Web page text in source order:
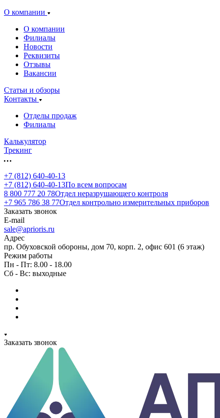
О компании
О компании
Филиалы
Новости
Реквизиты
Отзывы
Вакансии
Статьи и обзоры
Контакты
Отделы продаж
Филиалы
Калькулятор
Трекинг
+7 (812) 640-40-13
+7 (812) 640-40-13По всем вопросам
8 800 777 20 78Отдел неразрушающего контроля
+7 965 786 38 77Отдел контрольно измерительных приборов
Заказать звонок
E-mail
sale@aprioris.ru
Адрес
пр. Обуховской обороны, дом 70, корп. 2, офис 601 (6 этаж)
Режим работы
Пн - Пт: 8.00 - 18.00
Сб - Вс: выходные
Заказать звонок